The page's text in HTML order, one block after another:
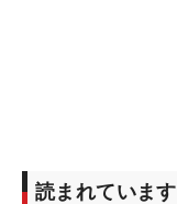
読まれています